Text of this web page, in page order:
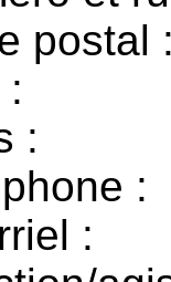
postal :
:
:
: